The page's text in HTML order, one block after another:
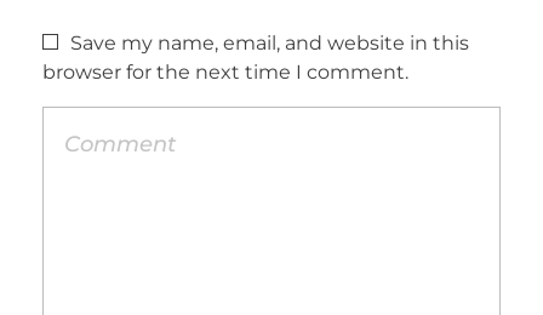
Save my name, email, and website in this
browser for the next time I comment.